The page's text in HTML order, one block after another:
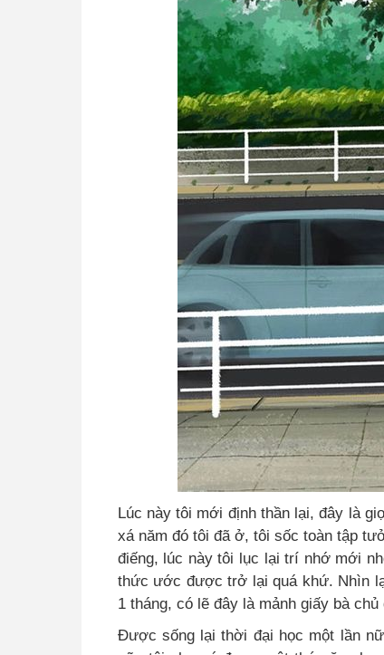
Lúc này tôi mới định thần lại, đây là
xá năm đó tôi đã ở, tôi sốc toàn tập
điếng, lúc này tôi lục lại trí nhớ mới
thức ước được trở lại quá khứ. Nhìn
1 tháng, có lẽ đây là mảnh giấy bà
Được sống lại thời đại học một lần